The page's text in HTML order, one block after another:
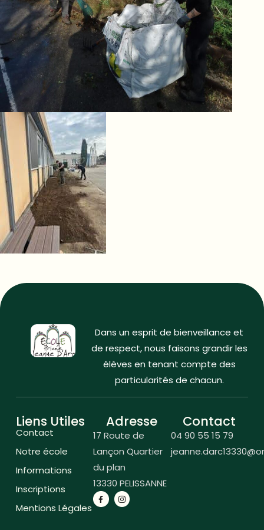
Dans un esprit de bienveillance et
de respect, nous faisons grandir les
élèves en tenant compte des
particularités de chacun.
Liens Utiles
Contact
Notre école
Informations
Inscriptions
Mentions Légales
Adresse
17 Route de
Lançon Quartier
du plan
13330 PELISSANNE
Contact
04 90 55 15 79